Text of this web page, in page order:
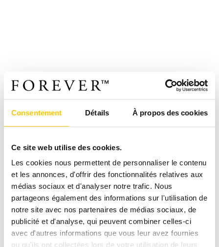
Consentement Détails À propos des cookies
Ce site web utilise des cookies.
Les cookies nous permettent de personnaliser le contenu
et les annonces, d'offrir des fonctionnalités relatives aux
médias sociaux et d'analyser notre trafic. Nous
partageons également des informations sur l'utilisation de
notre site avec nos partenaires de médias sociaux, de
publicité et d'analyse, qui peuvent combiner celles-ci
avec d'autres informations que vous leur avez fournies
ou qu'ils ont collectées lors de votre utilisation de leurs